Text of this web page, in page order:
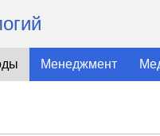
Менеджмент